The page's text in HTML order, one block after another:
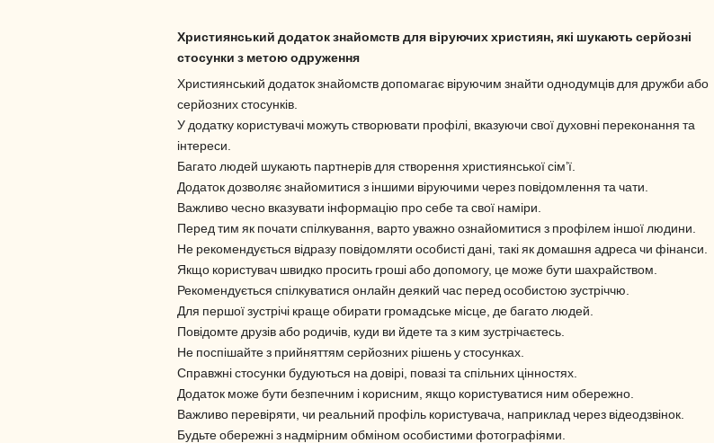
Християнський додаток знайомств для віруючих християн, які шукають серйозні
стосунки з метою одруження
Християнський додаток знайомств допомагає віруючим знайти однодумців для дружби або
серйозних стосунків.
У додатку користувачі можуть створювати профілі, вказуючи свої духовні переконання та
інтереси.
Багато людей шукають партнерів для створення християнської сім’ї.
Додаток дозволяє знайомитися з іншими віруючими через повідомлення та чати.
Важливо чесно вказувати інформацію про себе та свої наміри.
Перед тим як почати спілкування, варто уважно ознайомитися з профілем іншої людини.
Не рекомендується відразу повідомляти особисті дані, такі як домашня адреса чи фінанси.
Якщо користувач швидко просить гроші або допомогу, це може бути шахрайством.
Рекомендується спілкуватися онлайн деякий час перед особистою зустріччю.
Для першої зустрічі краще обирати громадське місце, де багато людей.
Повідомте друзів або родичів, куди ви йдете та з ким зустрічаєтесь.
Не поспішайте з прийняттям серйозних рішень у стосунках.
Справжні стосунки будуються на довірі, повазі та спільних цінностях.
Додаток може бути безпечним і корисним, якщо користуватися ним обережно.
Важливо перевіряти, чи реальний профіль користувача, наприклад через відеодзвінок.
Будьте обережні з надмірним обміном особистими фотографіями.